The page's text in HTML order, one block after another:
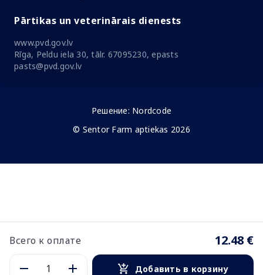
Всего к оплате 12.48 €
Добавить в корзину
Pārtikas un veterinārais dienests
www.pvd.gov.lv
Rīga, Peldu iela 30, tālr. 67095230, epasts
pasts@pvd.gov.lv
Решение: Nordcode
© Sentor Farm aptiekas 2026